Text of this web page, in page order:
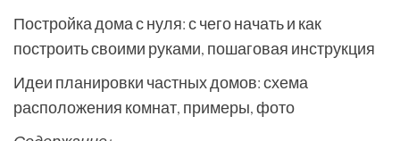
Постройка дома с нуля: с чего начать и как
построить своими руками, пошаговая инструкция
Идеи планировки частных домов: схема
расположения комнат, примеры, фото